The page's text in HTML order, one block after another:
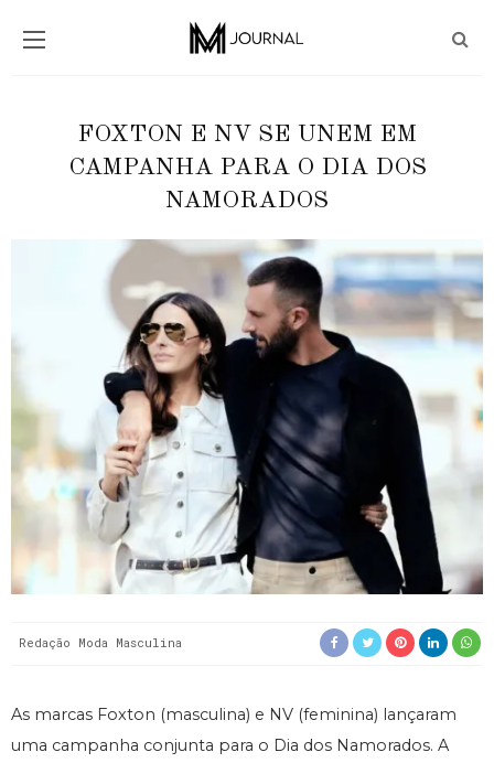
FOXTON E NV SE UNEM EM
CAMPANHA PARA O DIA DOS
NAMORADOS
Redação Moda Masculina
As marcas Foxton (masculina) e NV (feminina) lançaram
uma campanha conjunta para o Dia dos Namorados. A